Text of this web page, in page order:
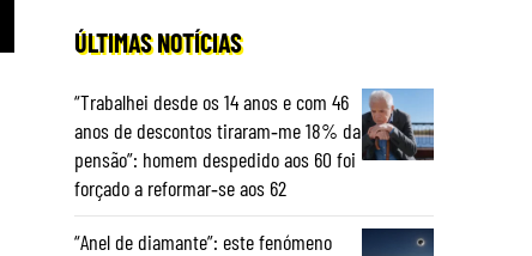
ÚLTIMAS NOTÍCIAS
“Trabalhei desde os 14 anos e com 46
anos de descontos tiraram‑me 18% da
pensão”: homem despedido aos 60 foi
forçado a reformar‑se aos 62
“Anel de diamante”: este fenómeno